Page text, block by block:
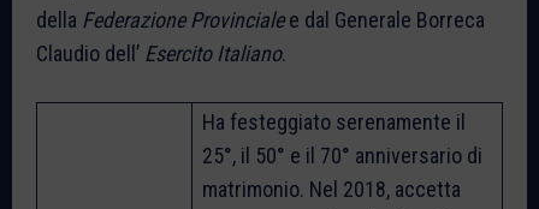
della Federazione Provincialee dal Generale Borreca
Claudio dell’ Esercito Italiano.
Ha festeggiato serenamente il
25°, il 50° e il 70° anniversario di
matrimonio. Nel 2018, accetta